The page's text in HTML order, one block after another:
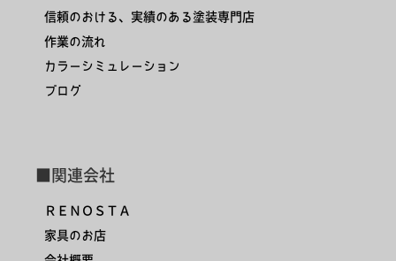
信頼のおける、実績のある塗装専門店
作業の流れ
カラーシミュレーション
ブログ
■関連会社
ＲＥＮＯＳＴＡ
家具のお店